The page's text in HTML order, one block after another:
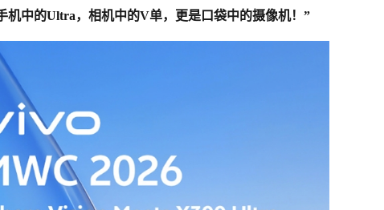
机中的Ultra，相机中的V单，更是口袋中的摄像机！”